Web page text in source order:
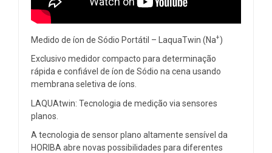
Medido de íon de Sódio Portátil – LaquaTwin (Na+)
Exclusivo medidor compacto para determinação
rápida e confiável de íon de Sódio na cena usando
membrana seletiva de íons.
LAQUAtwin: Tecnologia de medição via sensores
planos.
A tecnologia de sensor plano altamente sensível da
HORIBA abre novas possibilidades para diferentes